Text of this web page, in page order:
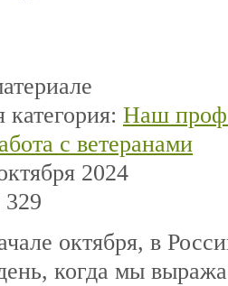
категория: Наш
с ветеранами
2024
октября, в
когда мы